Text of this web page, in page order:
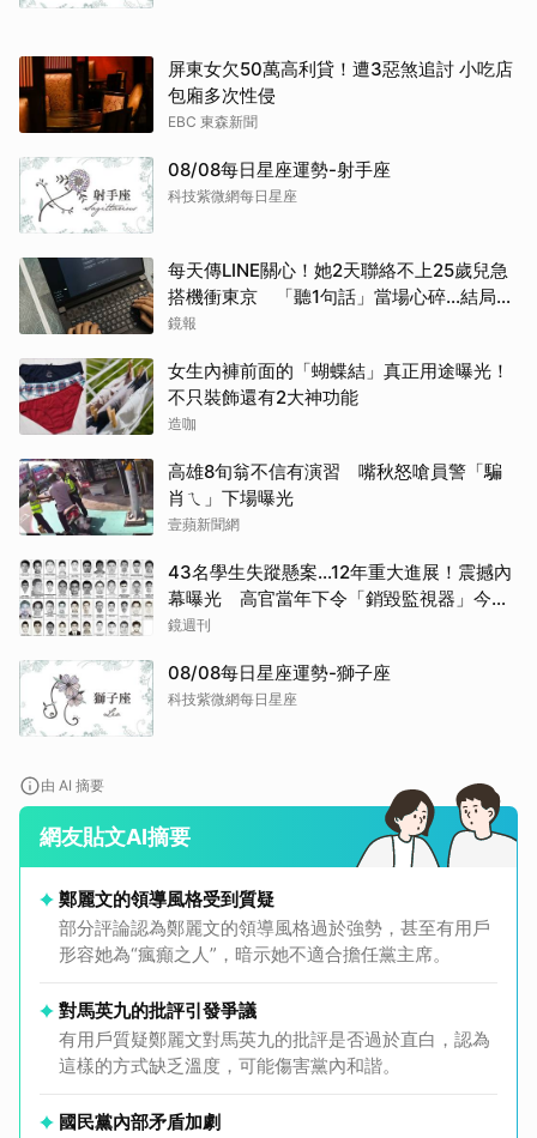
屏東女欠50萬高利貸！遭3惡煞追討 小吃店
包廂多次性侵
EBC 東森新聞
08/08每日星座運勢-射手座
科技紫微網每日星座
每天傳LINE關心！她2天聯絡不上25歲兒急
搭機衝東京 「聽1句話」當場心碎...結局看
哭網
鏡報
女生內褲前面的「蝴蝶結」真正用途曝光！
不只裝飾還有2大神功能
造咖
高雄8旬翁不信有演習 嘴秋怒嗆員警「騙
肖ㄟ」下場曝光
壹蘋新聞網
43名學生失蹤懸案...12年重大進展！震撼內
幕曝光 高官當年下令「銷毀監視器」今遭
逮
鏡週刊
08/08每日星座運勢-獅子座
科技紫微網每日星座
由 AI 摘要
網友貼文AI摘要
鄭麗文的領導風格受到質疑
部分評論認為鄭麗文的領導風格過於強勢，甚至有用戶
形容她為“瘋癲之人”，暗示她不適合擔任黨主席。
對馬英九的批評引發爭議
有用戶質疑鄭麗文對馬英九的批評是否過於直白，認為
這樣的方式缺乏溫度，可能傷害黨內和諧。
國民黨內部矛盾加劇